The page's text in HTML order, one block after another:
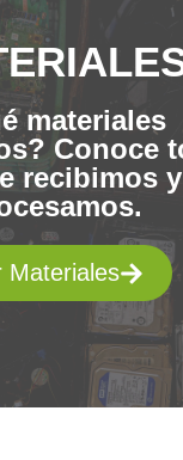
materiales
Conoce
recibimos y
Materiales